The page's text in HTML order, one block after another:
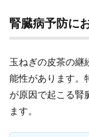
腎臓病予防に
玉ねぎの皮茶の継
能性があります。
が原因で起こる腎
ます。